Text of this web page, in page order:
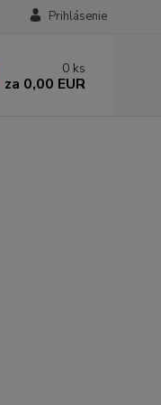
Prihlásenie
0 ks
za 0,00 EUR